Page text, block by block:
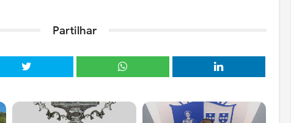
Partilhar